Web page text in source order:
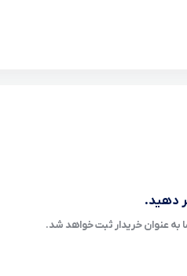
دهید.
به عنوان خریدار ثبت خواهد شد.